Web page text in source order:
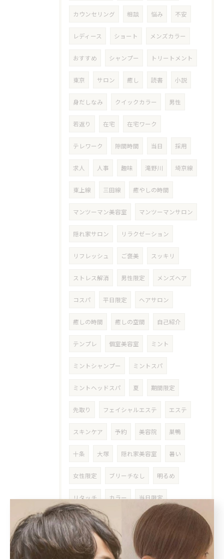
カウンセリング 相談 悩み 不安
レディース ショート メンズカラー
おすすめ シャンプー トリートメント
東京 サロン 癒し 読書 小説
身だしなみ クイックカラー 男性
若返り 在宅 在宅ワーク
テレワーク 隙間時間 当日 採用
求人 人事 趣味 滝野川 埼京線
東上線 三田線 癒やしの時間
マンツーマン美容室 マンツーマンサロン
隠れ家サロン リラクゼーション
リフレッシュ ご褒美 スッキリ
ストレス解消 男性限定 メンズヘア
コスパ 平日限定 ヘアサロン
癒しの時間 癒しの空間 自己紹介
テンプレ 個室美容室 ミント
ミントシャンプー ミントスパ
ミントヘッドスパ 夏 期間限定
先取り フェイシャルエステ エステ
スキンケア 予約 美容院 巣鴨
十条 大塚 隠れ家美容室 暑い
女性限定 ブリーチなし 明るめ
リタッチ カラー 当日限定
紫外線対策 プチプラ 紫外線
UVケア PA＋ フェイシャル 対策